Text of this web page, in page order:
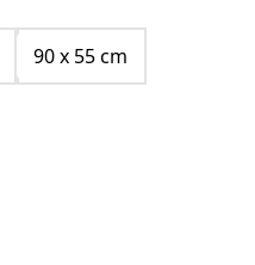
90 x 55 cm